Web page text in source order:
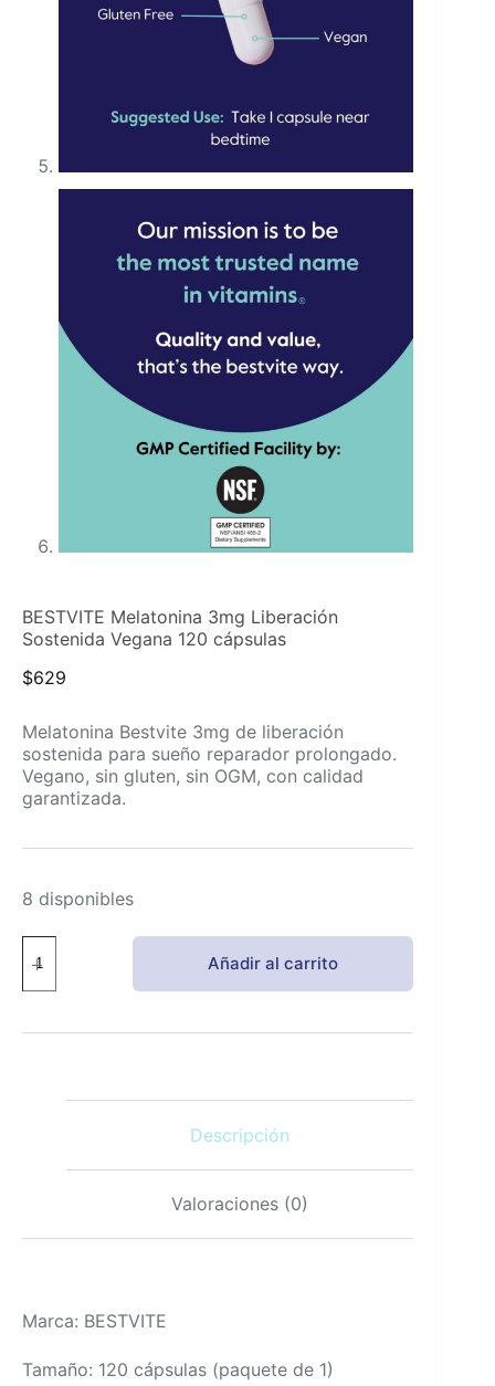
BESTVITE Melatonina 3mg Liberación
Sostenida Vegana 120 cápsulas
$629
Melatonina Bestvite 3mg de liberación
sostenida para sueño reparador prolongado.
Vegano, sin gluten, sin OGM, con calidad
garantizada.
8 disponibles
Melatonina
3mg
Sostenida
Añadir al carrito
Descripción
Valoraciones (0)
Marca: BESTVITE
Tamaño: 120 cápsulas (paquete de 1)